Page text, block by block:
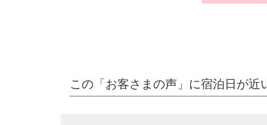
この「お客さまの声」に宿泊日が近